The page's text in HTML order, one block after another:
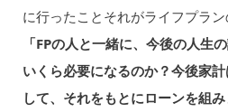
に行ったことそれがライフプラン
「FPの人と一緒に、今後の人生
いくら必要になるのか？今後家
して、それをもとにローンを組み